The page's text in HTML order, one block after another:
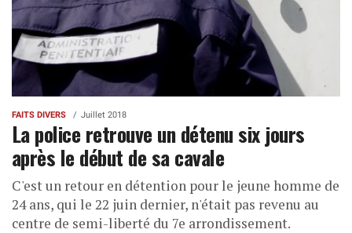
FAITS DIVERS Juillet 2018
La police retrouve un détenu six jours
après le début de sa cavale
C'est un retour en détention pour le jeune homme de
24 ans, qui le 22 juin dernier, n'était pas revenu au
centre de semi-liberté du 7e arrondissement.